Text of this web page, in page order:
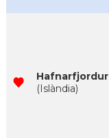
Hafnarfjordur
(Islàndia)